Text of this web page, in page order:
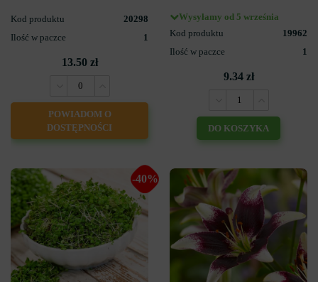
Kod produktu
20298
Ilość w paczce
1
13.50 zł
POWIADOM O
DOSTĘPNOŚCI
Wysyłamy od 5 września
Kod produktu
19962
Ilość w paczce
1
9.34 zł
DO KOSZYKA
-40%